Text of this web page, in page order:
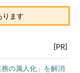
ります
[PR]
の属人化」を解消